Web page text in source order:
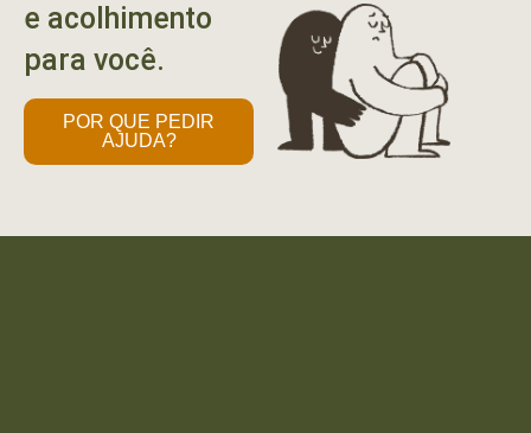
e acolhimento
para você.
POR QUE PEDIR
AJUDA?